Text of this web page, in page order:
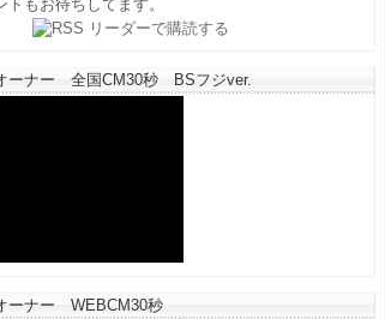
トもお待ちしてます。
ーナー 全国CM30秒 BSフジver.
ーナー WEBCM30秒